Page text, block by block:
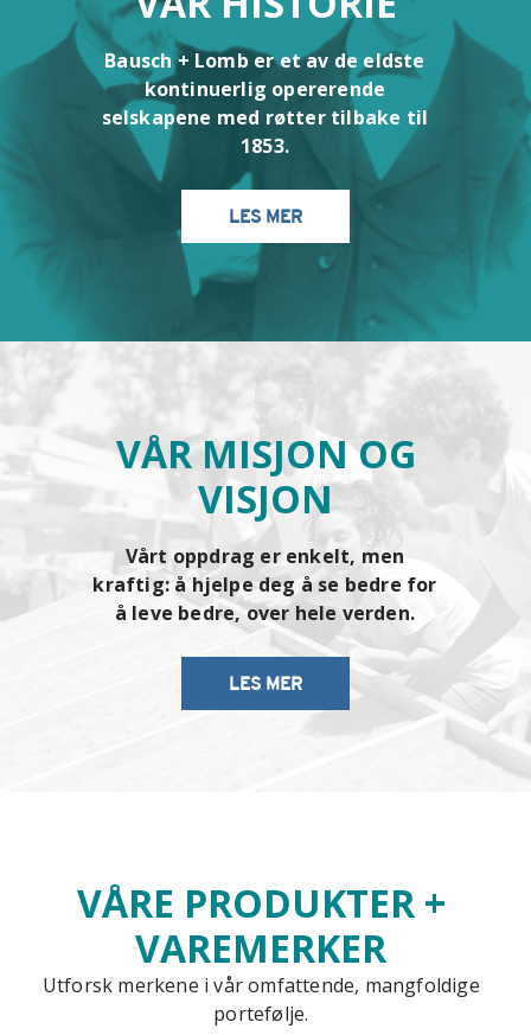
Bausch + Lomb er et av de eldste
kontinuerlig opererende
selskapene med røtter tilbake til
1853.
LES MER
VÅR MISJON OG
VISJON
Vårt oppdrag er enkelt, men
kraftig: å hjelpe deg å se bedre for
å leve bedre, over hele verden.
LES MER
VÅRE PRODUKTER +
VAREMERKER
Utforsk merkene i vår omfattende, mangfoldige
portefølje.